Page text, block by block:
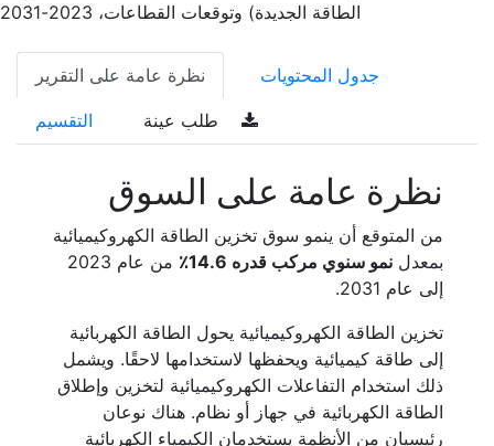
الطاقة الجديدة) وتوقعات القطاعات، 2023-2031
نظرة عامة على التقرير جدول المحتويات
التقسيم
نظرة عامة على السوق
من المتوقع أن ينمو سوق تخزين الطاقة الكهروكيميائية
بمعدل نمو سنوي مركب قدره 14.6٪
من عام 2023
إلى عام 2031.
تخزين الطاقة الكهروكيميائية يحول الطاقة الكهربائية
إلى طاقة كيميائية ويحفظها لاستخدامها لاحقًا. ويشمل
ذلك استخدام التفاعلات الكهروكيميائية لتخزين وإطلاق
الطاقة الكهربائية في جهاز أو نظام. هناك نوعان
رئيسيان من الأنظمة يستخدمان الكيمياء الكهربائية